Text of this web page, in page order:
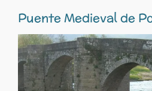
Puente Medieval de